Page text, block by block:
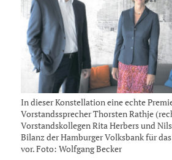
In dieser Konstellation eine echte
Vorstandssprecher Thorsten Rathje
Vorstandskollegen Rita Herbers und
Bilanz der Hamburger Volksbank für
vor. Foto: Wolfgang Becker